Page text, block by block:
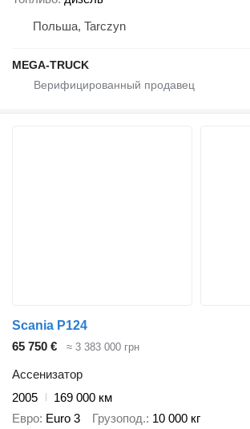
Польша, Tarczyn
MEGA-TRUCK
Scania P124
65 750 €
≈ 3 383 000 грн
Ассенизатор
2005
169 000 км
Евро Euro 3 Грузопод. 10 000 кг